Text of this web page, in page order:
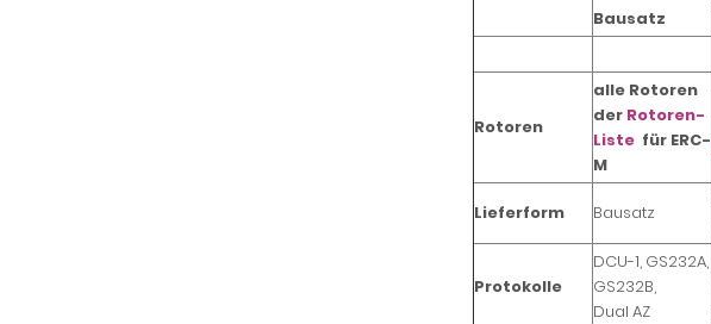
Bausatz
Rotoren
alle Rotoren
der Rotoren-
Liste für ERC-
M
Lieferform Bausatz
Protokolle
DCU-1, GS232A,
GS232B,
Dual AZ